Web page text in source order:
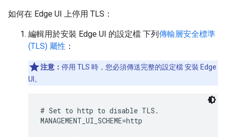
如何在 Edge UI 上停用 TLS：
編輯用於安裝 Edge UI 的設定檔 下列傳輸層安全標準
(TLS) 屬性 ：
注意： 停用 TLS 時，您必須傳送完整的設定檔 安裝 Edge
UI。
# Set to http to disable TLS.
MANAGEMENT_UI_SCHEME=http